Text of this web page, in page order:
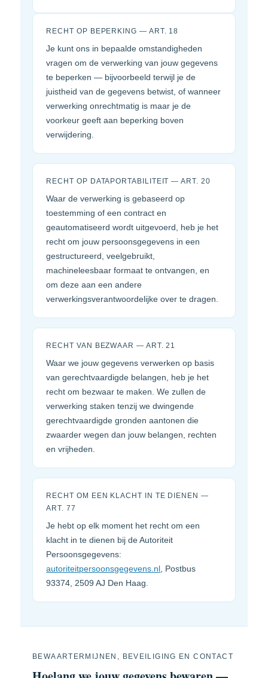
RECHT OP BEPERKING — ART. 18
Je kunt ons in bepaalde omstandigheden
vragen om de verwerking van jouw gegevens
te beperken — bijvoorbeeld terwijl je de
juistheid van de gegevens betwist, of wanneer
verwerking onrechtmatig is maar je de
voorkeur geeft aan beperking boven
verwijdering.
RECHT OP DATAPORTABILITEIT — ART. 20
Waar de verwerking is gebaseerd op
toestemming of een contract en
geautomatiseerd wordt uitgevoerd, heb je het
recht om jouw persoonsgegevens in een
gestructureerd, veelgebruikt,
machineleesbaar formaat te ontvangen, en
om deze aan een andere
verwerkingsverantwoordelijke over te dragen.
RECHT VAN BEZWAAR — ART. 21
Waar we jouw gegevens verwerken op basis
van gerechtvaardigde belangen, heb je het
recht om bezwaar te maken. We zullen de
verwerking staken tenzij we dwingende
gerechtvaardigde gronden aantonen die
zwaarder wegen dan jouw belangen, rechten
en vrijheden.
RECHT OM EEN KLACHT IN TE DIENEN —
ART. 77
Je hebt op elk moment het recht om een
klacht in te dienen bij de Autoriteit
Persoonsgegevens:
autoriteitpersoonsgegevens.nl , Postbus
93374, 2509 AJ Den Haag.
BEWAARTERMIJNEN, BEVEILIGING EN CONTACT